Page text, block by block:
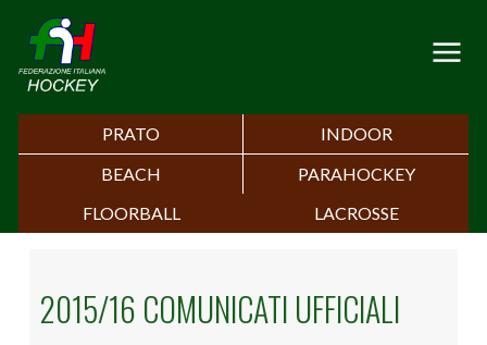
PRATO
INDOOR
BEACH
PARAHOCKEY
FLOORBALL
LACROSSE
2015/16 COMUNICATI UFFICIALI